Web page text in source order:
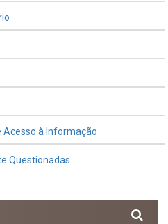
Acesso à Informação
Questionadas